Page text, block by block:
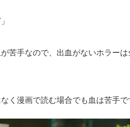
苦手なので、出血がないホラー
く漫画で読む場合でも血は苦手で